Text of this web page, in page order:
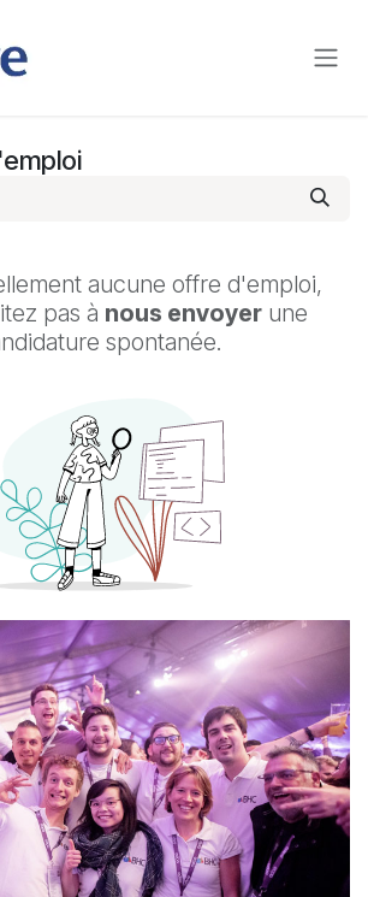
aucune offre d'emploi,
pas à nous envoyerune
spontanée.